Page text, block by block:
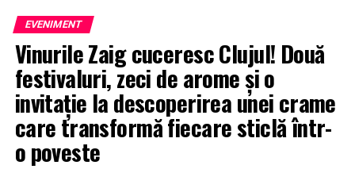
EVENIMENT
Vinurile Zaig cuceresc Clujul! Două
festivaluri, zeci de arome și o
invitație la descoperirea unei crame
care transformă fiecare sticlă într-
o poveste